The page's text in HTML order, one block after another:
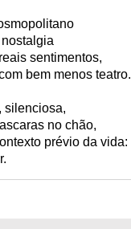
sentimentos,
bem menos teatro.
silenciosa,
no chão,
prévio da vida: